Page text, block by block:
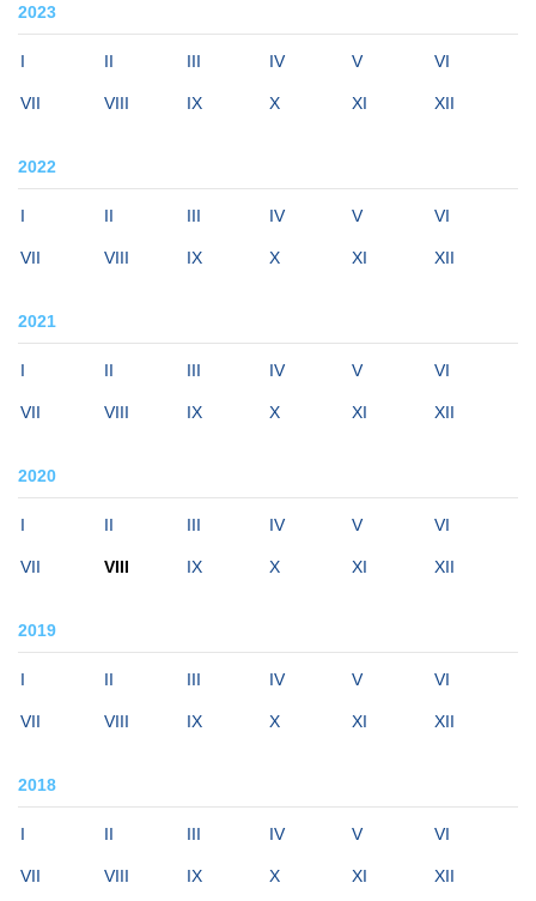
2023
I II III IV V VI
VII VIII IX X XI XII
2022
I II III IV V VI
VII VIII IX X XI XII
2021
I II III IV V VI
VII VIII IX X XI XII
2020
I II III IV V VI
VII VIII IX X XI XII
2019
I II III IV V VI
VII VIII IX X XI XII
2018
I II III IV V VI
VII VIII IX X XI XII